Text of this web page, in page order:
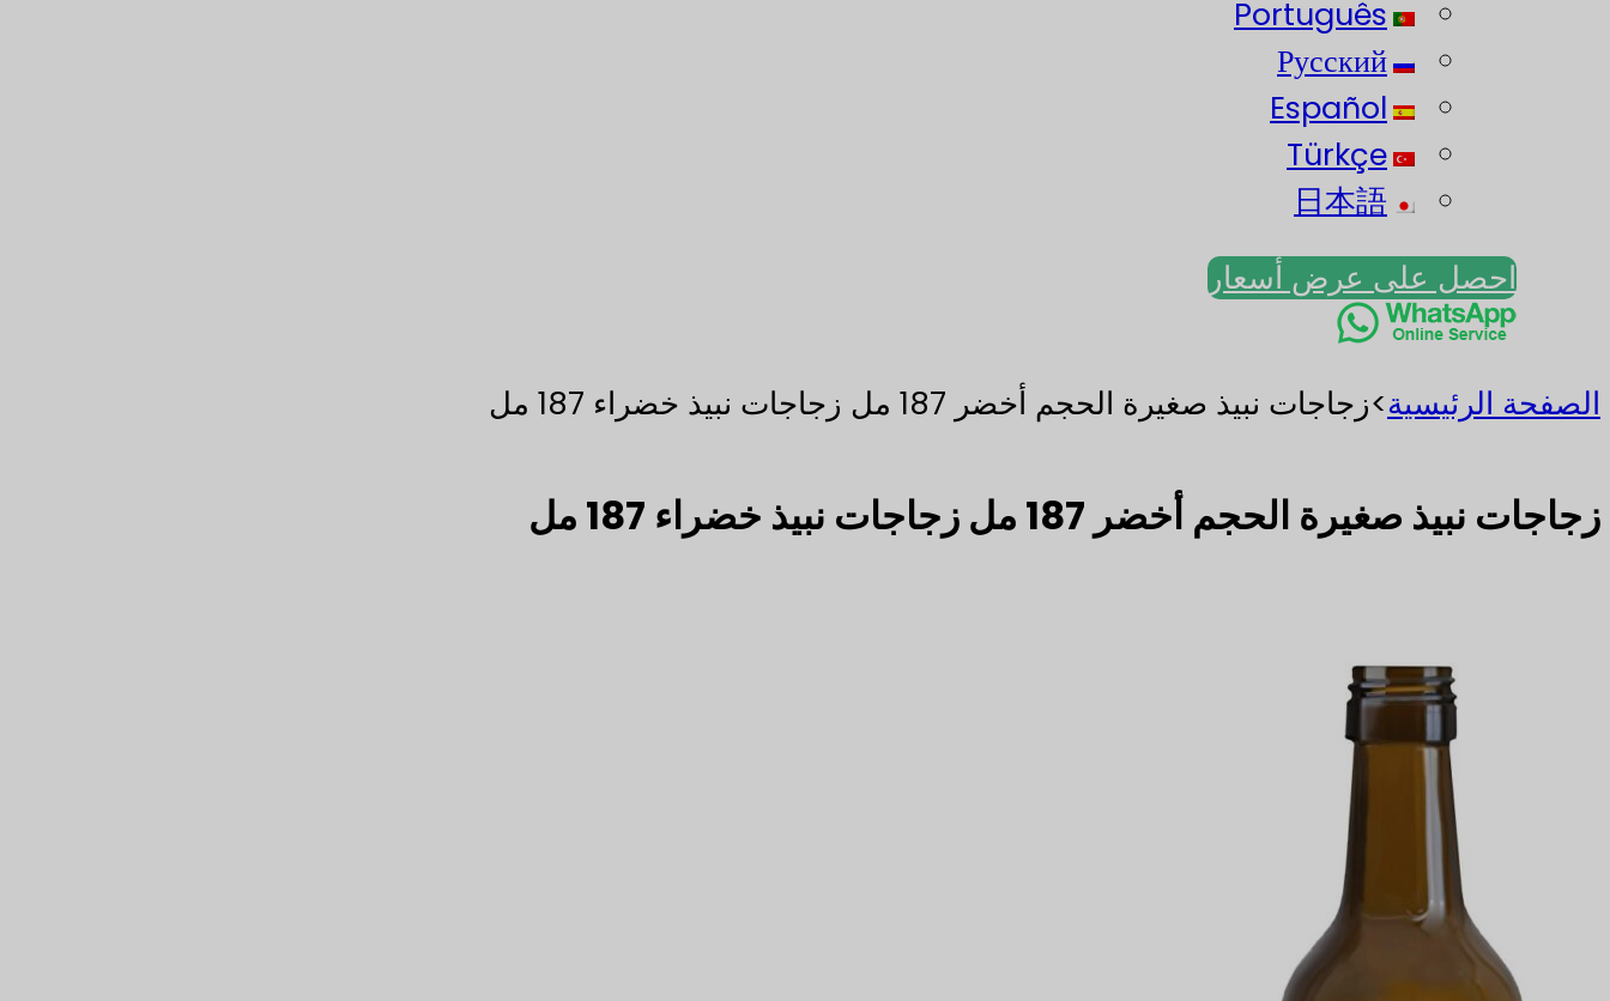
Português
Русский
Español
Türkçe
日本語
احصل على عرض أسعار
الصفحة الرئيسية>زجاجات نبيذ صغيرة الحجم أخضر 187 مل زجاجات نبيذ خضراء 187 مل
زجاجات نبيذ صغيرة الحجم أخضر 187 مل زجاجات نبيذ خضراء 187 مل